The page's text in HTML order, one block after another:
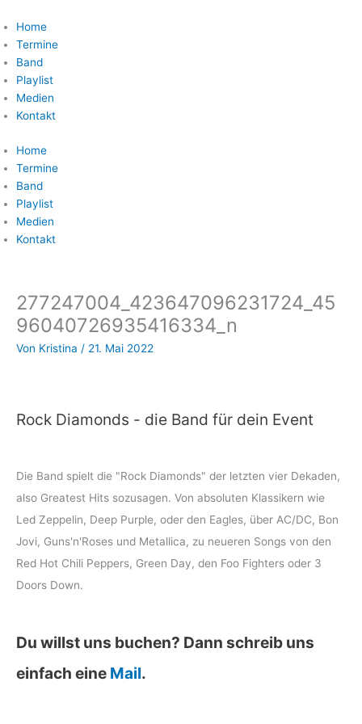
Inhalt
springen
Home
Termine
Band
Playlist
Medien
Kontakt
Home
Termine
Band
Playlist
Medien
Kontakt
277247004_423647096231724_45
96040726935416334_n
Von Kristina / 21. Mai 2022
Rock Diamonds - die Band für dein Event
Die Band spielt die "Rock Diamonds" der letzten vier Dekaden,
also Greatest Hits sozusagen. Von absoluten Klassikern wie
Led Zeppelin, Deep Purple, oder den Eagles, über AC/DC, Bon
Jovi, Guns'n'Roses und Metallica, zu neueren Songs von den
Red Hot Chili Peppers, Green Day, den Foo Fighters oder 3
Doors Down.
Du willst uns buchen? Dann schreib uns
einfach eine Mail.